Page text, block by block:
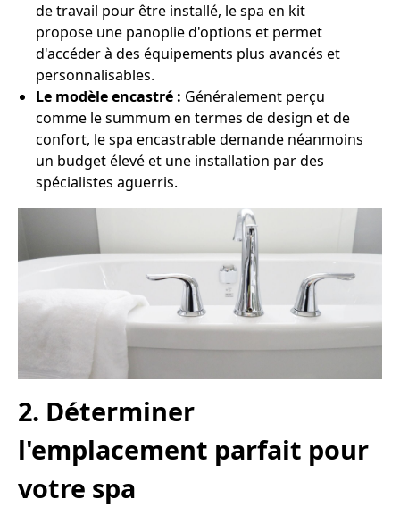
de travail pour être installé, le spa en kit
propose une panoplie d'options et permet
d'accéder à des équipements plus avancés et
personnalisables.
Le modèle encastré : Généralement perçu
comme le summum en termes de design et de
confort, le spa encastrable demande néanmoins
un budget élevé et une installation par des
spécialistes aguerris.
2. Déterminer
l'emplacement parfait pour
votre spa